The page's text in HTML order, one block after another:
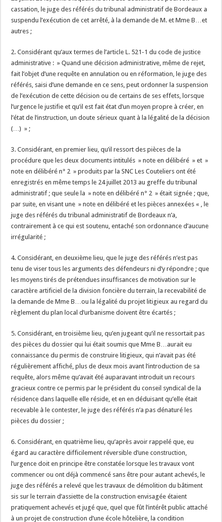
cassation, le juge des référés du tribunal administratif de Bordeaux a
suspendu l’exécution de cet arrêté, à la demande de M. et Mme B…et
autres ;
2. Considérant qu’aux termes de l’article L. 521-1 du code de justice
administrative : » Quand une décision administrative, même de rejet,
fait l’objet d’une requête en annulation ou en réformation, le juge des
référés, saisi d’une demande en ce sens, peut ordonner la suspension
de l’exécution de cette décision ou de certains de ses effets, lorsque
l’urgence le justifie et qu’il est fait état d’un moyen propre à créer, en
l’état de l’instruction, un doute sérieux quant à la légalité de la décision
(…) » ;
3. Considérant, en premier lieu, qu’il ressort des pièces de la
procédure que les deux documents intitulés » note en délibéré » et »
note en délibéré n° 2 » produits par la SNC Les Couteliers ont été
enregistrés en même temps le 24 juillet 2013 au greffe du tribunal
administratif ; que seule la » note en délibéré n° 2 » était signée ; que,
par suite, en visant une » note en délibéré et les pièces annexées « , le
juge des référés du tribunal administratif de Bordeaux n’a,
contrairement à ce qui est soutenu, entaché son ordonnance d’aucune
irrégularité ;
4. Considérant, en deuxième lieu, que le juge des référés n’est pas
tenu de viser tous les arguments des défendeurs ni d’y répondre ; que
les moyens tirés de prétendues insuffisances de motivation sur le
caractère artificiel de la division foncière du terrain, la recevabilité de
la demande de Mme B…ou la légalité du projet litigieux au regard du
règlement du plan local d’urbanisme doivent être écartés ;
5. Considérant, en troisième lieu, qu’en jugeant qu’il ne ressortait pas
des pièces du dossier qui lui était soumis que Mme B…aurait eu
connaissance du permis de construire litigieux, qui n’avait pas été
régulièrement affiché, plus de deux mois avant l’introduction de sa
requête, alors même qu’avait été auparavant introduit un recours
gracieux contre ce permis par le président du conseil syndical de la
résidence dans laquelle elle réside, et en en déduisant qu’elle était
recevable à le contester, le juge des référés n’a pas dénaturé les
pièces du dossier ;
6. Considérant, en quatrième lieu, qu’après avoir rappelé que, eu
égard au caractère difficilement réversible d’une construction,
l’urgence doit en principe être constatée lorsque les travaux vont
commencer ou ont déjà commencé sans être pour autant achevés, le
juge des référés a relevé que les travaux de démolition du bâtiment
sis sur le terrain d’assiette de la construction envisagée étaient
pratiquement achevés et jugé que, quel que fût l’intérêt public attaché
à un projet de construction d’une école hôtelière, la condition